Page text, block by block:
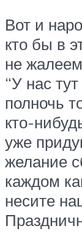
Вот и
кто бы в
не
“У нас
полночь
кто-
уже
желание
каждом
несите